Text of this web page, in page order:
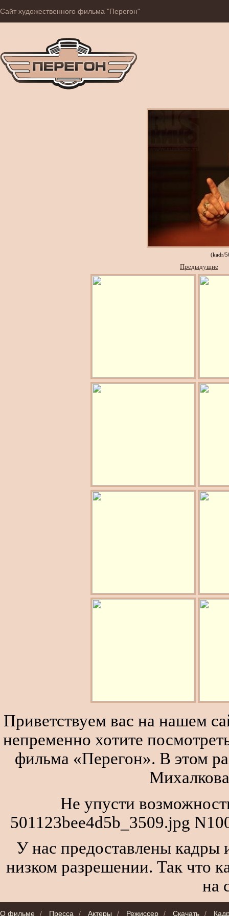
Сайт художественного фильма "Перегон"
(kadr/
Предыдущие
Приветствуем вас на нашем
непременно хотите
фильма «Перегон». В этом
Не упусти
501123bee4d5b_3509.jpg
У нас предоставлены кадры
низком разрешении. Так что
на
О фильме / Пресса / Актеры / Режиссер / Скачать /